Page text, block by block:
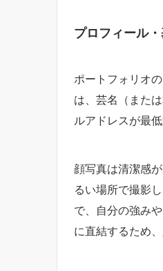
プロフィール
ポートフォリオの
は、芸名（また
ルアドレスが最低
顔写真は清潔感
るい場所で撮影
で、自分の強み
に直結するため